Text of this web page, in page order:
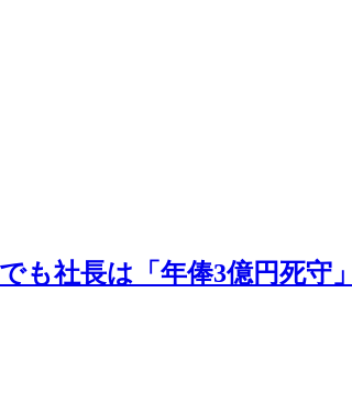
も社長は「年俸3億円死守